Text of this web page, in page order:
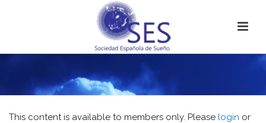
This content is available to members only. Please login or